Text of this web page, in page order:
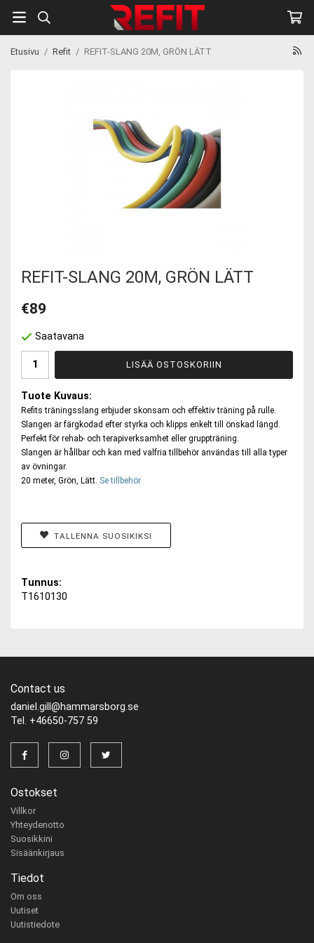
Etusivu / Refit / REFIT-SLANG 20M, GRÖN LÄTT
REFIT-SLANG 20M, GRÖN LÄTT
€89
Saatavana
LISÄÄ OSTOSKORIIN
Tuote Kuvaus:
Refits träningsslang erbjuder skonsam och effektiv träning på rulle.
Slangen är färgkodad efter styrka och klipps enkelt till önskad längd.
Perfekt för rehab- och terapiverksamhet eller gruppträning.
Slangen är hållbar och kan med valfria tillbehör användas till alla typer
av övningar.
20 meter, Grön, Lätt. Se tillbehör
TALLENNA SUOSIKIKSI
Tunnus:
T1610130
Contact us
daniel.gill@hammarsborg.se
Tel. +46650-757 59
Ostokset
Villkor
Yhteydenotto
Suosikkini
Sisäänkirjaus
Tiedot
Om oss
Uutiset
Uutistiedote